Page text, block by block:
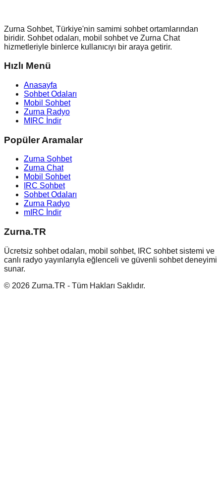
Zurna Sohbet, Türkiye'nin samimi sohbet ortamlarından
biridir. Sohbet odaları, mobil sohbet ve Zurna Chat
hizmetleriyle binlerce kullanıcıyı bir araya getirir.
Hızlı Menü
Anasayfa
Sohbet Odaları
Mobil Sohbet
Zurna Radyo
MIRC İndir
Popüler Aramalar
Zurna Sohbet
Zurna Chat
Mobil Sohbet
IRC Sohbet
Sohbet Odaları
Zurna Radyo
mIRC İndir
Zurna.TR
Ücretsiz sohbet odaları, mobil sohbet, IRC sohbet sistemi ve
canlı radyo yayınlarıyla eğlenceli ve güvenli sohbet deneyimi
sunar.
© 2026 Zurna.TR - Tüm Hakları Saklıdır.